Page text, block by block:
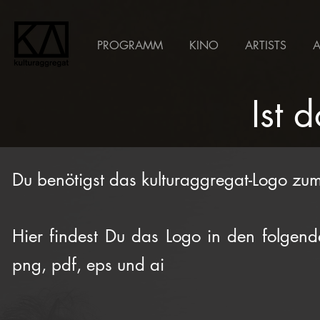
PROGRAMM KINO ARTISTS
Ist
Du benötigst das kulturaggregat-Logo
Hier findest Du das Logo in den
png, pdf, eps und ai